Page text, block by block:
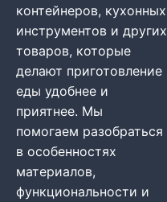
контейнеров, кухонных
инструментов и других
товаров, которые
делают приготовление
еды удобнее и
приятнее. Мы
помогаем разобраться
в особенностях
материалов,
функциональности и